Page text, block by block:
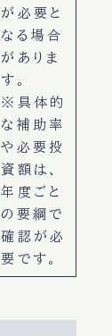
が必要と
なる場合
がありま
す。
※具体的
な補助率
や必要投
資額は、
年度ごと
の要綱で
確認が必
要です。